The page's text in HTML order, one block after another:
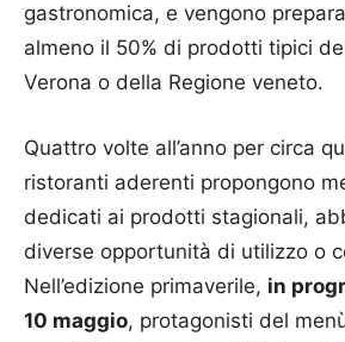
gastronomica, e vengono
almeno il 50% di prodotti tipici
Verona o della Regione veneto.
Quattro volte all’anno per circa
ristoranti aderenti propongono
dedicati ai prodotti stagionali,
diverse opportunità di utilizzo o
Nell’edizione primaverile, in
10 maggio, protagonisti del